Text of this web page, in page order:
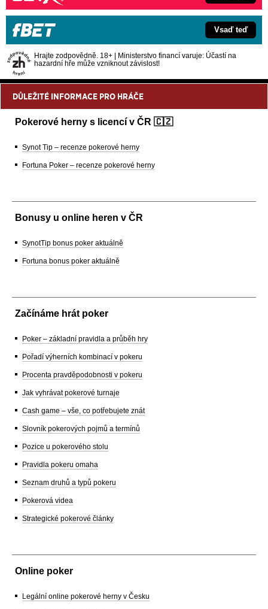
Vsaď teď
Hrajte zodpovědně. 18+ | Ministerstvo financí varuje: Účastí na
hazardní hře může vzniknout závislost!
DŮLEŽITÉ INFORMACE PRO HRÁČE
Pokerové herny s licencí v ČR 🇨🇿
Synot Tip – recenze pokerové herny
Fortuna Poker – recenze pokerové herny
Bonusy u online heren v ČR
SynotTip bonus poker aktuálně
Fortuna bonus poker aktuálně
Začínáme hrát poker
Poker – základní pravidla a průběh hry
Pořadí výherních kombinací v pokeru
Procenta pravděpodobnosti v pokeru
Jak vyhrávat pokerové turnaje
Cash game – vše, co potřebujete znát
Slovník pokerových pojmů a termínů
Pozice u pokerového stolu
Pravidla pokeru omaha
Seznam druhů a typů pokeru
Pokerová videa
Strategické pokerové články
Online poker
Legální online pokerové herny v Česku